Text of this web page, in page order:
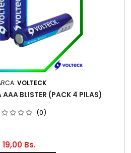
VOLTECK
AAA BLISTER (PACK 4 PILAS)
(0)
19,00 Bs.